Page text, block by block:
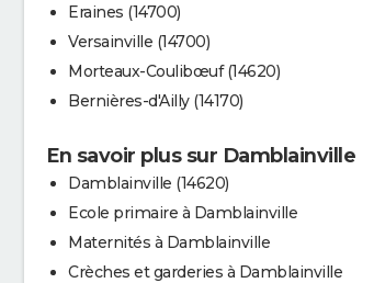
Eraines (14700)
Versainville (14700)
Morteaux-Coulibœuf (14620)
Bernières-d'Ailly (14170)
En savoir plus sur Damblainville
Damblainville (14620)
Ecole primaire à Damblainville
Maternités à Damblainville
Crèches et garderies à Damblainville